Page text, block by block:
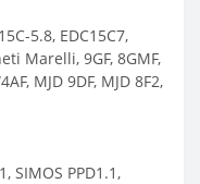
5.8, EDC15C7,
Marelli, 9GF, 8GMF,
MJD 9DF, MJD 8F2,
SIMOS PPD1.1,